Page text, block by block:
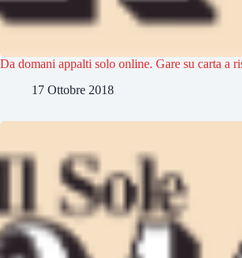
Da domani appalti solo online. Gare su carta a
17 Ottobre 2018